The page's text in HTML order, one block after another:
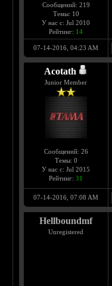
Сообщений: 219
Темы: 10
У нас с: Jul 2010
Рейтинг: 14
07-14-2016, 04:23 AM
Acotath
Junior Member
Сообщений: 26
Темы: 0
У нас с: Jul 2015
Рейтинг:31
07-14-2016, 07:08 AM
Hellboundmf
Unregistered